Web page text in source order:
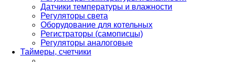
Датчики температуры и влажности
Регуляторы света
Оборудование для котельных
Регистраторы (самописцы)
Регуляторы аналоговые
Таймеры, счетчики